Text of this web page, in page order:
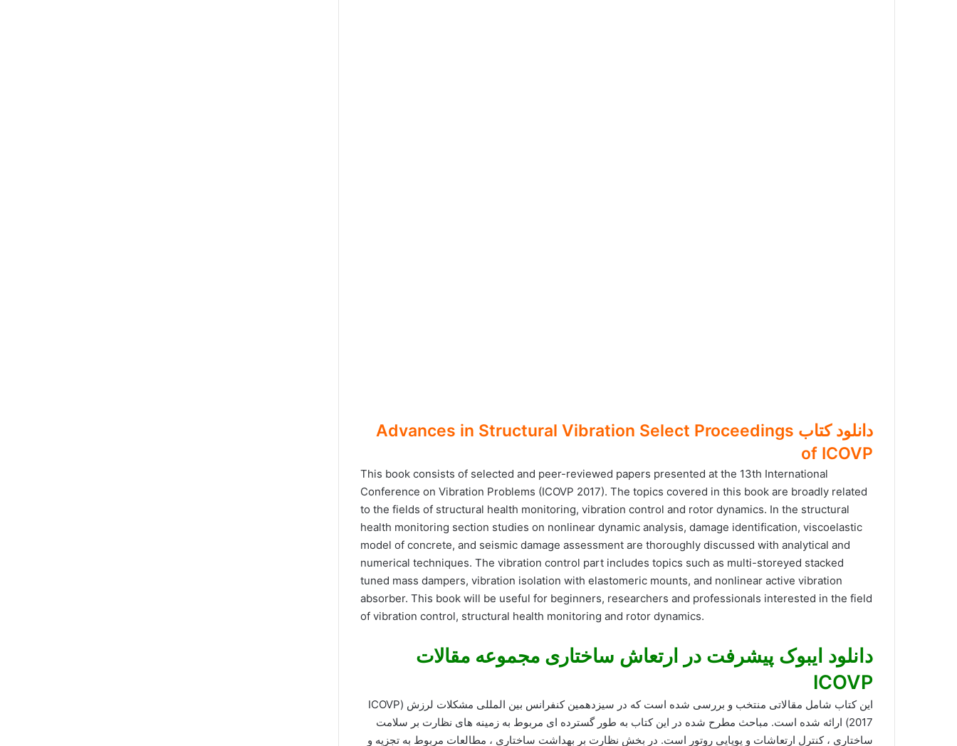
دانلود کتاب Advances in Structural Vibration Select Proceedings
of ICOVP
This book consists of selected and peer-reviewed papers presented at the 13th International
Conference on Vibration Problems (ICOVP 2017). The topics covered in this book are broadly related
to the fields of structural health monitoring, vibration control and rotor dynamics. In the structural
health monitoring section studies on nonlinear dynamic analysis, damage identification, viscoelastic
model of concrete, and seismic damage assessment are thoroughly discussed with analytical and
numerical techniques. The vibration control part includes topics such as multi-storeyed stacked
tuned mass dampers, vibration isolation with elastomeric mounts, and nonlinear active vibration
absorber. This book will be useful for beginners, researchers and professionals interested in the field
of vibration control, structural health monitoring and rotor dynamics.
دانلود ایبوک پیشرفت در ارتعاش ساختاری مجموعه مقالات
ICOVP
این کتاب شامل مقالاتی منتخب و بررسی شده است که در سیزدهمین کنفرانس بین المللی مشکلات لرزش (ICOVP
2017) ارائه شده است. مباحث مطرح شده در این کتاب به طور گسترده ای مربوط به زمینه های نظارت بر سلامت
ساختاری ، کنترل ارتعاشات و پویایی روتور است. در بخش نظارت بر بهداشت ساختاری ، مطالعات مربوط به تجزیه و